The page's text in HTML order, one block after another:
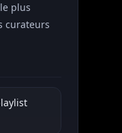
plus
curateurs